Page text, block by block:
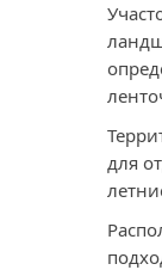
для